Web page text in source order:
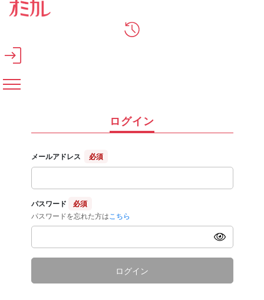
メインコンテンツへスキップ
ログイン
メールアドレス 必須
パスワード
必須
パスワードを忘れた方は こちら
ログイン